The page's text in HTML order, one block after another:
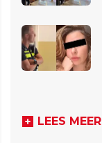
LEES MEER